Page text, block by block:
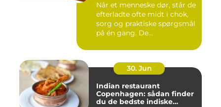
Når et menneske dør, står de
efterladte ofte midt i chok,
sorg og praktiske spørgsmål
på én gang. De...
30. Jun
Indian restaurant
Copenhagen: sådan finder
du de bedste indiske